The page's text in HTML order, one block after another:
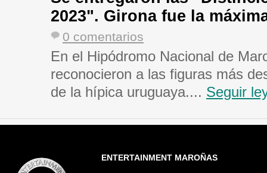
2023". Girona fue la
0 comentarios
En el Hipódromo Nacional de
reconocieron a las figuras más
de la hípica uruguaya.... Seguir
ENTERTAINMENT MAROÑAS